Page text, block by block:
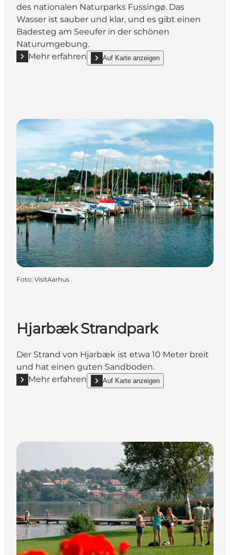
des nationalen Naturparks Fussingø. Das
Wasser ist sauber und klar, und es gibt einen
Badesteg am Seeufer in der schönen
Naturumgebung.
Mehr erfahren
Mehr erfahren "Der See Fussing Sø"
Auf Karte anzeigen
show Der See Fussing Sø on_map
Foto: VisitAarhus
Hjarbæk Strandpark
Der Strand von Hjarbæk ist etwa 10 Meter breit
und hat einen guten Sandboden.
Mehr erfahren
Mehr erfahren "Hjarbæk Strandpark"
Auf Karte anzeigen
show Hjarbæk Strandpark on_map